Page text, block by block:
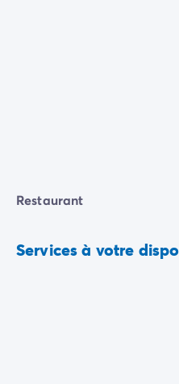
Restaurant
Services à votre